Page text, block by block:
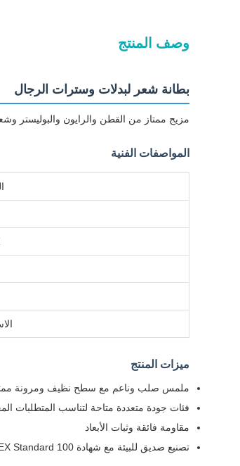
وصف المنتج
بطانة شعر لبدلات وسترات الرجال
مزيج ممتاز من القطن والرايون والبوليستر
المواصفات الفنية
ميزات المنتج
ملمس صلب وناعم مع سطح نظيف ومرونة
فئات جودة متعددة متاحة لتناسب المتطلبات
مقاومة فائقة وثبات الأبعاد
تصنيع صديق للبيئة مع شهادة OEKO-TEX Standard 100